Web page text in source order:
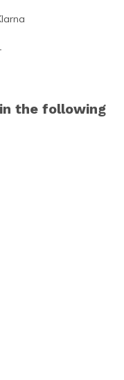
the following